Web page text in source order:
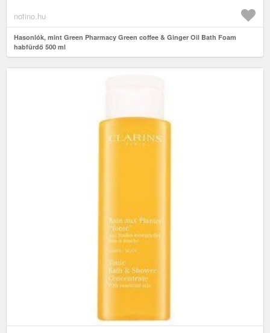
notino.hu
Hasonlók, mint Green Pharmacy Green coffee & Ginger Oil Bath Foam
habfürdő 500 ml